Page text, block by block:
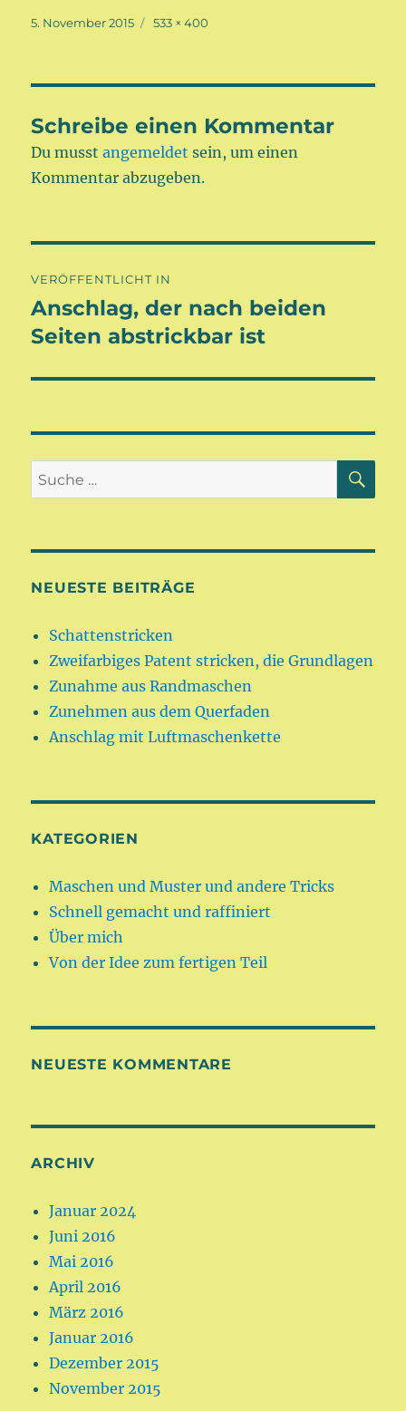
Veröffentlicht
5. November 2015
Volle
533 × 400
Schreibe einen Kommentar
Du musstangemeldet sein, um einen
Kommentar abzugeben.
VERÖFFENTLICHT IN
Anschlag, der nach beiden
Seiten abstrickbar ist
Suche
nach:
NEUESTE BEITRÄGE
Schattenstricken
Zweifarbiges Patent stricken, die Grundlagen
Zunahme aus Randmaschen
Zunehmen aus dem Querfaden
Anschlag mit Luftmaschenkette
KATEGORIEN
Maschen und Muster und andere Tricks
Schnell gemacht und raffiniert
Über mich
Von der Idee zum fertigen Teil
NEUESTE KOMMENTARE
ARCHIV
Januar 2024
Juni 2016
Mai 2016
April 2016
März 2016
Januar 2016
Dezember 2015
November 2015